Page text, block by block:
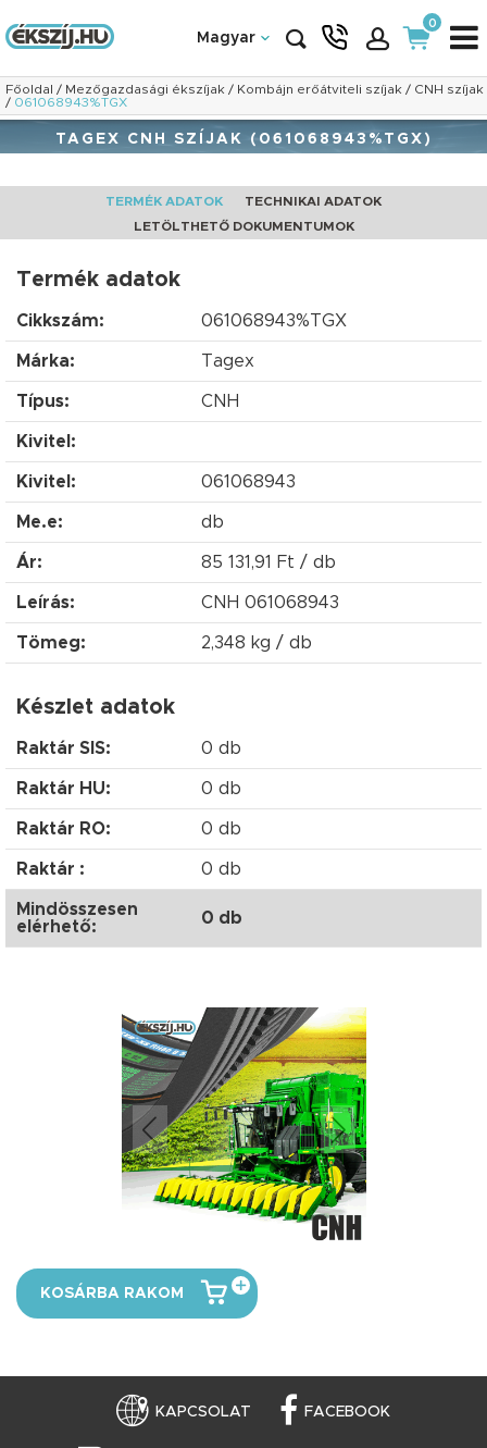
Magyar
0
Főoldal / Mezőgazdasági ékszíjak / Kombájn erőátviteli szíjak / CNH szíjak
/ 061068943%TGX
TAGEX CNH SZÍJAK (061068943%TGX)
TERMÉK ADATOK
TECHNIKAI ADATOK
LETÖLTHETŐ DOKUMENTUMOK
Termék adatok
Cikkszám: 061068943%TGX
Márka: Tagex
Típus: CNH
Kivitel:
Kivitel: 061068943
Me.e: db
Ár: 85 131,91 Ft / db
Leírás: CNH 061068943
Tömeg: 2,348 kg / db
Készlet adatok
Raktár SIS: 0 db
Raktár HU: 0 db
Raktár RO: 0 db
Raktár : 0 db
Mindösszesen
elérhető:
0 db
KOSÁRBA RAKOM
KAPCSOLAT FACEBOOK